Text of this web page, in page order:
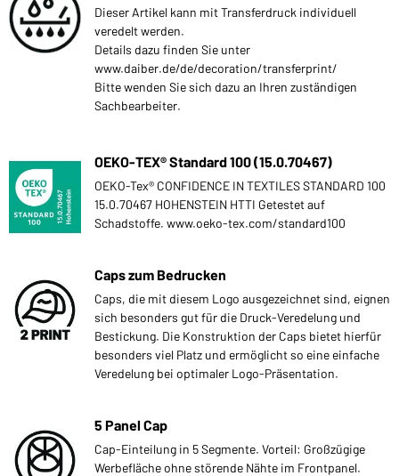
Dieser Artikel kann mit Transferdruck individuell
veredelt werden.
Details dazu finden Sie unter
www.daiber.de/de/decoration/transferprint/
Bitte wenden Sie sich dazu an Ihren zuständigen
Sachbearbeiter.
OEKO-TEX® Standard 100 (15.0.70467)
OEKO-Tex® CONFIDENCE IN TEXTILES STANDARD 100
15.0.70467 HOHENSTEIN HTTI Getestet auf
Schadstoffe. www.oeko-tex.com/standard100
Caps zum Bedrucken
Caps, die mit diesem Logo ausgezeichnet sind, eignen
sich besonders gut für die Druck-Veredelung und
Bestickung. Die Konstruktion der Caps bietet hierfür
besonders viel Platz und ermöglicht so eine einfache
Veredelung bei optimaler Logo-Präsentation.
5 Panel Cap
Cap-Einteilung in 5 Segmente. Vorteil: Großzügige
Werbefläche ohne störende Nähte im Frontpanel.